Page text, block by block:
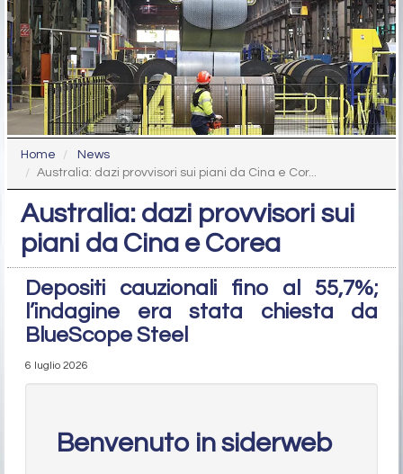
Home
News
Australia: dazi provvisori sui piani da Cina e Cor...
Australia: dazi provvisori sui
piani da Cina e Corea
Depositi cauzionali fino al 55,7%;
l’indagine era stata chiesta da
BlueScope Steel
6 luglio 2026
Benvenuto in siderweb